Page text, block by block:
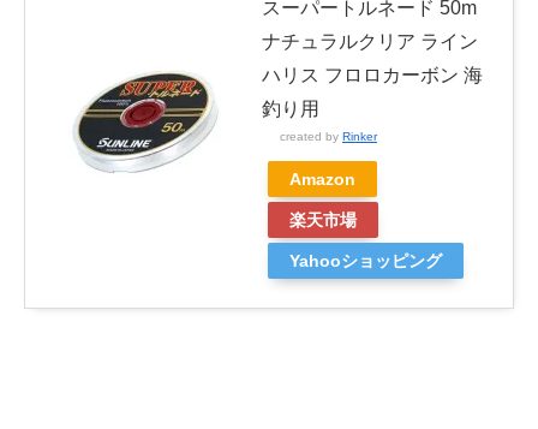
スーパートルネード 50m
ナチュラルクリア ライン
ハリス フロロカーボン 海
釣り用
created by Rinker
Amazon
楽天市場
Yahooショッピング